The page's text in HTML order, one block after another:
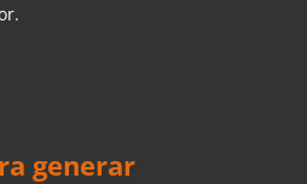
generar